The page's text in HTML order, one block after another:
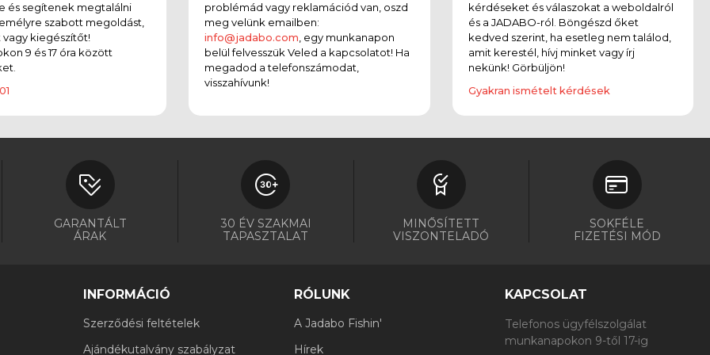
és segítenek megtalálni
szabott megoldást,
kiegészítőt!
9 és 17 óra között
problémád vagy reklamációd van, oszd
meg velünk emailben:
info@jadabo.com , egy munkanapon
belül felvesszük Veled a kapcsolatot! Ha
megadod a telefonszámodat,
visszahívunk!
kérdéseket és válaszokat a weboldalról
és a JADABO-ról. Böngészd őket
kedved szerint, ha esetleg nem találod,
amit kerestél, hívj minket vagy írj
nekünk! Görbüljön!
Gyakran ismételt kérdések
GARANTÁLT
ÁRAK
30 ÉV SZAKMAI
TAPASZTALAT
MINŐSÍTETT
VISZONTELADÓ
SOKFÉLE
FIZETÉSI MÓD
INFORMÁCIÓ
Szerződési feltételek
Ajándékutalvány szabályzat
RÓLUNK
A Jadabo Fishin'
Hírek
KAPCSOLAT
Telefonos ügyfélszolgálat
munkanapokon 9-től 17-ig